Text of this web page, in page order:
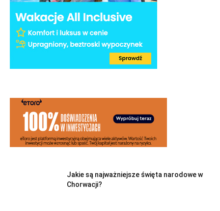
Jakie są najważniejsze święta narodowe w
Chorwacji?